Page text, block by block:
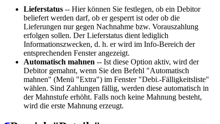
Lieferstatus -- Hier können Sie festlegen, ob ein Debitor
beliefert werden darf, ob er gesperrt ist oder ob die
Lieferungen nur gegen Nachnahme bzw. Vorauszahlung
erfolgen sollen. Der Lieferstatus dient lediglich
Informationszwecken, d. h. er wird im Info-Bereich der
entsprechenden Fenster angezeigt.
Automatisch mahnen -- Ist diese Option aktiv, wird der
Debitor gemahnt, wenn Sie den Befehl "Automatisch
mahnen" (Menü "Extra") im Fenster "Debi.-Fälligkeitsliste"
wählen. Sind Zahlungen fällig, werden diese automatisch in
der Mahnstufe erhöht. Falls noch keine Mahnung besteht,
wird die erste Mahnung erzeugt.